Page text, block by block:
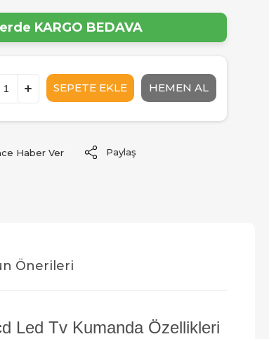
KARGO BEDAVA
Haber Ver Paylaş
Önerileri
Led Tv Kumanda Özellikleri